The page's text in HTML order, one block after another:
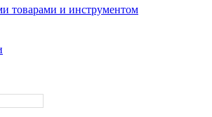
товарами и инструментом